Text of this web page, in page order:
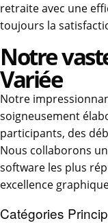
retraite avec une
toujours la
Notre
Variée
Notre
soigneusement
participants, des
Nous collaborons
software les plus
excellence
Catégories